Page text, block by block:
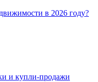
в 2026 году?
и купли-продажи